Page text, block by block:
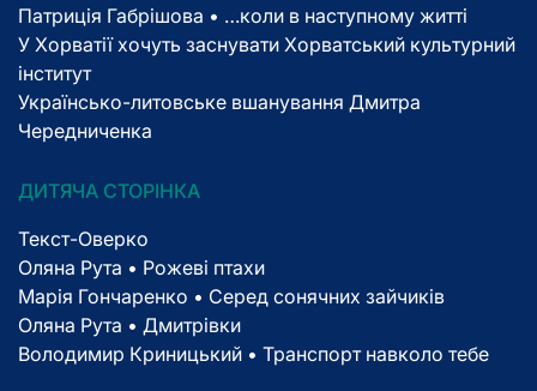
Патриція Габрішова • …коли в наступному житті
У Хорватії хочуть заснувати Хорватський культурний
інститут
Українсько-литовське вшанування Дмитра
Чередниченка
ДИТЯЧА СТОРІНКА
Текст-Оверко
Оляна Рута • Рожеві птахи
Марія Гончаренко • Серед сонячних зайчиків
Оляна Рута • Дмитрівки
Володимир Криницький • Транспорт навколо тебе